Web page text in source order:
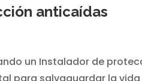
anticaídas
un Instalador de
para salvaguardar la